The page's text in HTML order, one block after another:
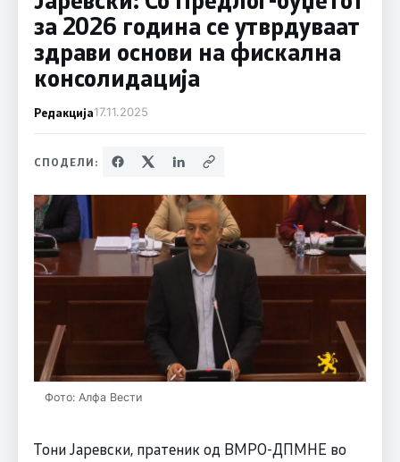
за 2026 година се утврдуваат
здрави основи на фискална
консолидација
Редакција17.11.2025
СПОДЕЛИ:
Фото: Алфа Вести
Тони Јаревски, пратеник од ВМРО-ДПМНЕ во